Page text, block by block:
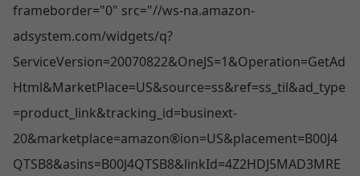
frameborder="0" src="//ws-na.amazon-
adsystem.com/widgets/q?
ServiceVersion=20070822&OneJS=1&Operation=GetAd
Html&MarketPlace=US&source=ss&ref=ss_til&ad_type
=product_link&tracking_id=businext-
20&marketplace=amazon®ion=US&placement=B00J4
QTSB8&asins=B00J4QTSB8&linkId=4Z2HDJ5MAD3MRE